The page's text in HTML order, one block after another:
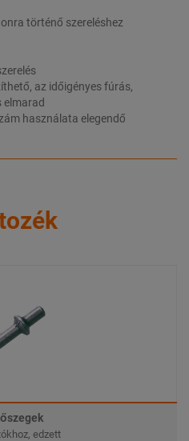
történő szereléshez
az időigényes fúrás,
elmarad
használata elegendő
edzett